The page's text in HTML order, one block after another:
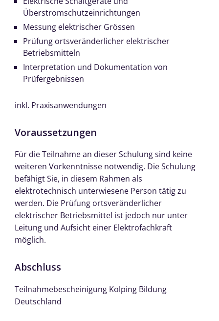
Überstromschutzeinrichtungen
Messung elektrischer Grössen
Prüfung ortsveränderlicher elektrischer
Betriebsmitteln
Interpretation und Dokumentation von
Prüfergebnissen
inkl. Praxisanwendungen
Voraussetzungen
Für die Teilnahme an dieser Schulung sind keine
weiteren Vorkenntnisse notwendig. Die Schulung
befähigt Sie, in diesem Rahmen als
elektrotechnisch unterwiesene Person tätig zu
werden. Die Prüfung ortsveränderlicher
elektrischer Betriebsmittel ist jedoch nur unter
Leitung und Aufsicht einer Elektrofachkraft
möglich.
Abschluss
Teilnahmebescheinigung Kolping Bildung
Deutschland